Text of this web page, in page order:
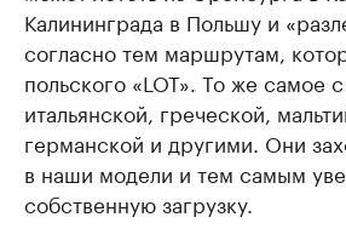
Калининграда в Польшу и
согласно тем маршрутам,
польского «LOT». То же самое
итальянской, греческой,
германской и другими. Они
в наши модели и тем самым
собственную загрузку.